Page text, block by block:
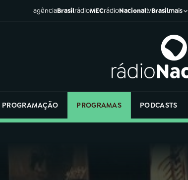
agênciaBrasilrádioMECrádioNacionaltvBrasilmais
PROGRAMAÇÃO PROGRAMAS PODCASTS